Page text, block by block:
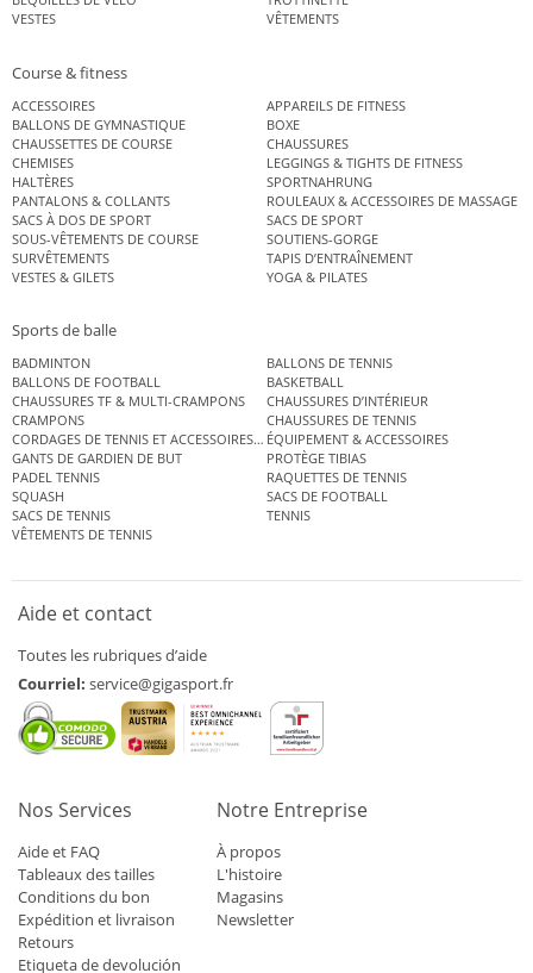
VESTES
VÊTEMENTS
Course & fitness
ACCESSOIRES
APPAREILS DE FITNESS
BALLONS DE GYMNASTIQUE
BOXE
CHAUSSETTES DE COURSE
CHAUSSURES
CHEMISES
LEGGINGS & TIGHTS DE FITNESS
HALTÈRES
SPORTNAHRUNG
PANTALONS & COLLANTS
ROULEAUX & ACCESSOIRES DE MASSAGE
SACS À DOS DE SPORT
SACS DE SPORT
SOUS-VÊTEMENTS DE COURSE
SOUTIENS-GORGE
SURVÊTEMENTS
TAPIS D’ENTRAÎNEMENT
VESTES & GILETS
YOGA & PILATES
Sports de balle
BADMINTON
BALLONS DE TENNIS
BALLONS DE FOOTBALL
BASKETBALL
CHAUSSURES TF & MULTI-CRAMPONS
CHAUSSURES D’INTÉRIEUR
CRAMPONS
CHAUSSURES DE TENNIS
CORDAGES DE TENNIS ET ACCESSOIRES DE TENNISÉQUIPEMENT & ACCESSOIRES
GANTS DE GARDIEN DE BUT
PROTÈGE TIBIAS
PADEL TENNIS
RAQUETTES DE TENNIS
SQUASH
SACS DE FOOTBALL
SACS DE TENNIS
TENNIS
VÊTEMENTS DE TENNIS
Aide et contact
Toutes les rubriques d’aide
Courriel: service@gigasport.fr
Nos Services
Aide et FAQ
Tableaux des tailles
Conditions du bon
Expédition et livraison
Retours
Etiqueta de devolución
Notre Entreprise
À propos
L'histoire
Magasins
Newsletter